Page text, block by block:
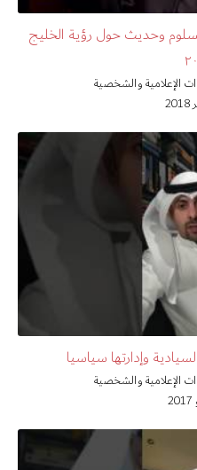
وحديث حول رؤية الخليج
الإعلامية والشخصية
وإدارتها سياسيا
الإعلامية والشخصية